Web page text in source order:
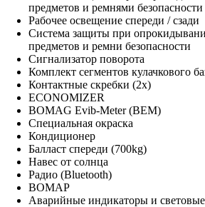
предметов и ремнями безопасности
Рабочее освещение спереди / сзади
Система защиты при
предметов и ремни безопасности
Сигнализатор поворота
Комплект сегментов кулачкового
Контактные скребки (2x)
ECONOMIZER
BOMAG Evib-Meter (BEM)
Специальная окраска
Кондиционер
Балласт спереди (700kg)
Навес от солнца
Радио (Bluetooth)
BOMAP
Аварийные индикаторы и